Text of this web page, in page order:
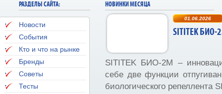
РАЗДЕЛЫ САЙТА:
Новости
События
Кто и что на рынке
Бренды
Советы
Тесты
НОВИНКИ МЕСЯЦА
01.06.2026
SITITEK
SITITEK БИО-2М –
себе две функции
биологического репеллента